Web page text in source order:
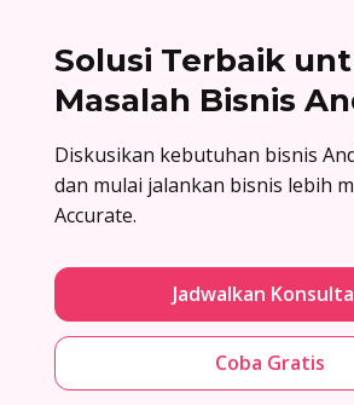
Solusi Terbaik
Masalah Bisnis
Diskusikan kebutuhan bisnis
dan mulai jalankan bisnis lebih
Accurate.
Jadwalkan
Coba Gratis